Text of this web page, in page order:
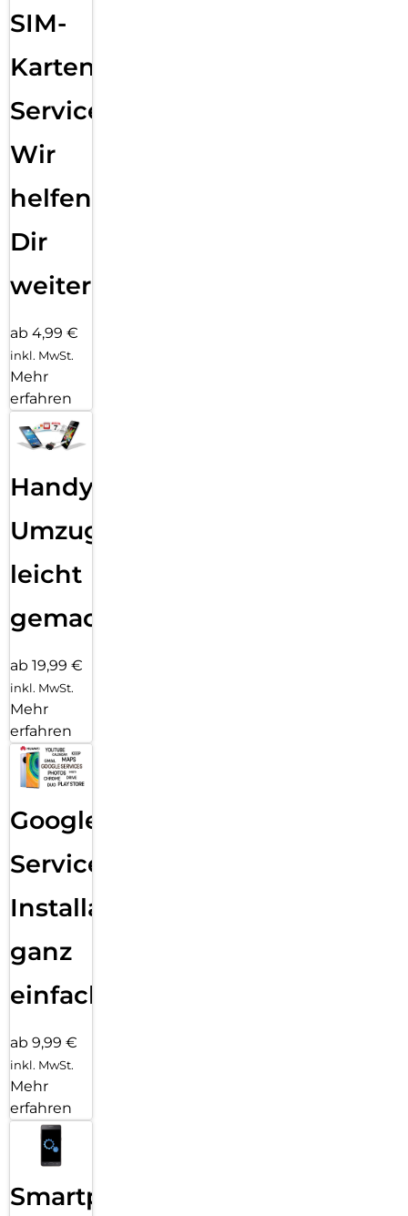
SIM-
Karten
Service:
Wir
helfen
Dir
weiter
ab 4,99 €
inkl. MwSt.
Mehr
erfahren
Handy
Umzug
leicht
gemacht!
ab 19,99 €
inkl. MwSt.
Mehr
erfahren
Google
Services
Installation
ganz
einfach
ab 9,99 €
inkl. MwSt.
Mehr
erfahren
Smartphone